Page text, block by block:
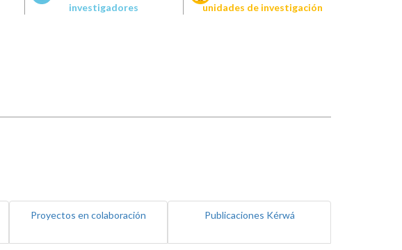
investigadores
unidades de investigación
Proyectos en colaboración Publicaciones Kérwá